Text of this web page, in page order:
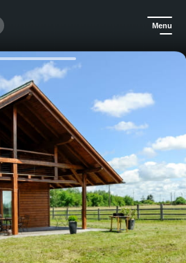
Menu
Gîtes de France Aube - Méry-sur-Seine - Le Chalet dans la Prairie